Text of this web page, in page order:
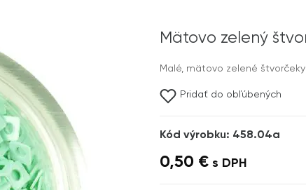
Mätovo zelený
Malé, mätovo zelené
Pridať do obľúbených
Kód výrobku: 458.04a
0,50 € s DPH